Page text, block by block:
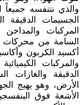
والذي نتنفسه
الجسيمات
المركبات والمداخن
السامة من محركات
أكسيد الكربون
والمركبات
الدقيقة
الأرض، وهو يهيج
الأشعة فوق